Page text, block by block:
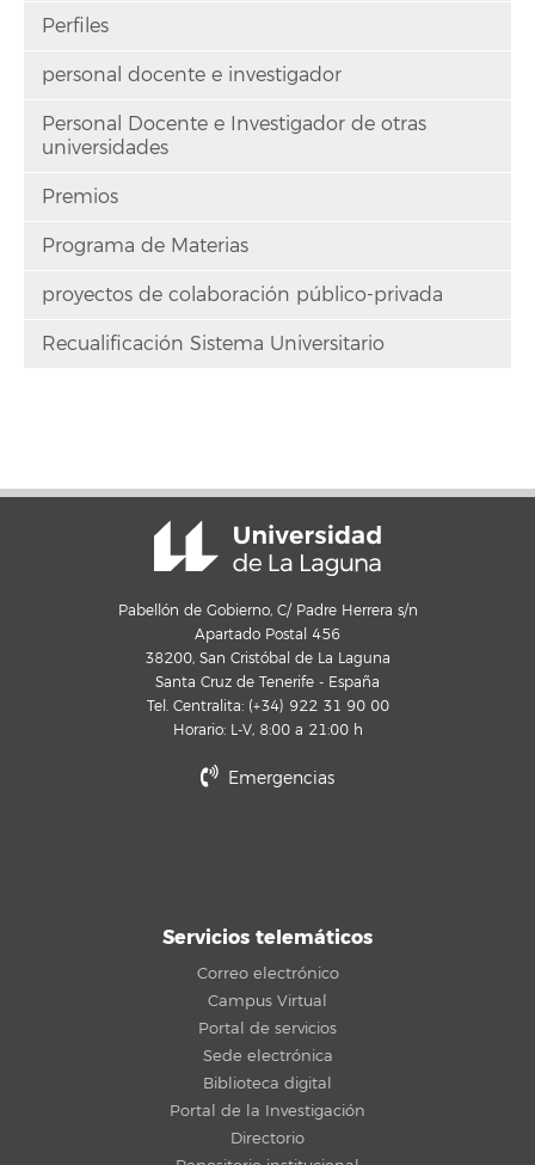
Perfiles
personal docente e investigador
Personal Docente e Investigador de otras
universidades
Premios
Programa de Materias
proyectos de colaboración público-privada
Recualificación Sistema Universitario
Pabellón de Gobierno, C/ Padre Herrera s/n
Apartado Postal 456
38200, San Cristóbal de La Laguna
Santa Cruz de Tenerife - España
Tel. Centralita: (+34) 922 31 90 00
Horario: L-V, 8:00 a 21:00 h
Emergencias
Servicios telemáticos
Correo electrónico
Campus Virtual
Portal de servicios
Sede electrónica
Biblioteca digital
Portal de la Investigación
Directorio